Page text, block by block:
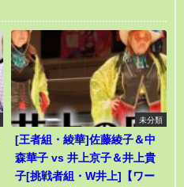
未分類
[王者組・綾華]佐藤綾子＆中
森華子 vs 井上京子＆井上貴
子[挑戦者組・W井上]【ワー